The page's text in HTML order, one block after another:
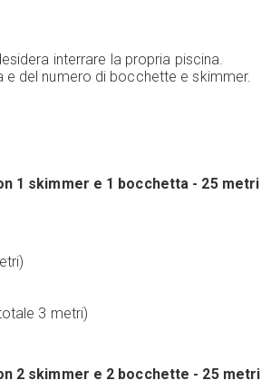
interrare la propria piscina.
del numero di bocchette e skimmer.
1 skimmer e 1 bocchetta - 25 metri
3 metri)
2 skimmer e 2 bocchette - 25 metri